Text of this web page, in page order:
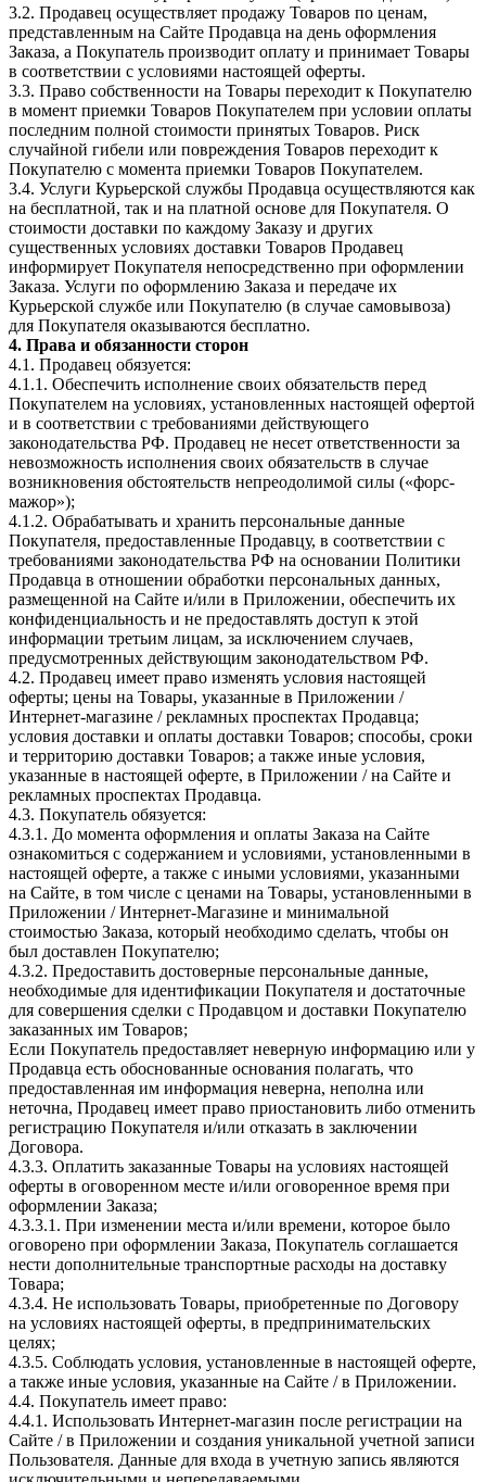
3.2. Продавец осуществляет продажу Товаров по ценам,
представленным на Сайте Продавца на день оформления
Заказа, а Покупатель производит оплату и принимает Товары
в соответствии с условиями настоящей оферты.
3.3. Право собственности на Товары переходит к Покупателю
в момент приемки Товаров Покупателем при условии оплаты
последним полной стоимости принятых Товаров. Риск
случайной гибели или повреждения Товаров переходит к
Покупателю с момента приемки Товаров Покупателем.
3.4. Услуги Курьерской службы Продавца осуществляются как
на бесплатной, так и на платной основе для Покупателя. О
стоимости доставки по каждому Заказу и других
существенных условиях доставки Товаров Продавец
информирует Покупателя непосредственно при оформлении
Заказа. Услуги по оформлению Заказа и передаче их
Курьерской службе или Покупателю (в случае самовывоза)
для Покупателя оказываются бесплатно.
4. Права и обязанности сторон
4.1. Продавец обязуется:
4.1.1. Обеспечить исполнение своих обязательств перед
Покупателем на условиях, установленных настоящей офертой
и в соответствии с требованиями действующего
законодательства РФ. Продавец не несет ответственности за
невозможность исполнения своих обязательств в случае
возникновения обстоятельств непреодолимой силы («форс-
мажор»);
4.1.2. Обрабатывать и хранить персональные данные
Покупателя, предоставленные Продавцу, в соответствии с
требованиями законодательства РФ на основании Политики
Продавца в отношении обработки персональных данных,
размещенной на Сайте и/или в Приложении, обеспечить их
конфиденциальность и не предоставлять доступ к этой
информации третьим лицам, за исключением случаев,
предусмотренных действующим законодательством РФ.
4.2. Продавец имеет право изменять условия настоящей
оферты; цены на Товары, указанные в Приложении /
Интернет-магазине / рекламных проспектах Продавца;
условия доставки и оплаты доставки Товаров; способы, сроки
и территорию доставки Товаров; а также иные условия,
указанные в настоящей оферте, в Приложении / на Сайте и
рекламных проспектах Продавца.
4.3. Покупатель обязуется:
4.3.1. До момента оформления и оплаты Заказа на Сайте
ознакомиться с содержанием и условиями, установленными в
настоящей оферте, а также с иными условиями, указанными
на Сайте, в том числе с ценами на Товары, установленными в
Приложении / Интернет-Магазине и минимальной
стоимостью Заказа, который необходимо сделать, чтобы он
был доставлен Покупателю;
4.3.2. Предоставить достоверные персональные данные,
необходимые для идентификации Покупателя и достаточные
для совершения сделки с Продавцом и доставки Покупателю
заказанных им Товаров;
Если Покупатель предоставляет неверную информацию или у
Продавца есть обоснованные основания полагать, что
предоставленная им информация неверна, неполна или
неточна, Продавец имеет право приостановить либо отменить
регистрацию Покупателя и/или отказать в заключении
Договора.
4.3.3. Оплатить заказанные Товары на условиях настоящей
оферты в оговоренном месте и/или оговоренное время при
оформлении Заказа;
4.3.3.1. При изменении места и/или времени, которое было
оговорено при оформлении Заказа, Покупатель соглашается
нести дополнительные транспортные расходы на доставку
Товара;
4.3.4. Не использовать Товары, приобретенные по Договору
на условиях настоящей оферты, в предпринимательских
целях;
4.3.5. Соблюдать условия, установленные в настоящей оферте,
а также иные условия, указанные на Сайте / в Приложении.
4.4. Покупатель имеет право:
4.4.1. Использовать Интернет-магазин после регистрации на
Сайте / в Приложении и создания уникальной учетной записи
Пользователя. Данные для входа в учетную запись являются